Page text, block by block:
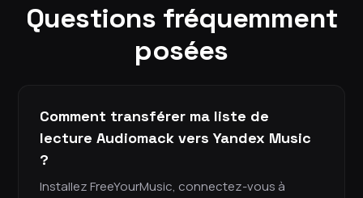
Questions fréquemment
posées
Comment transférer ma liste de
lecture Audiomack vers Yandex Music
?
Installez FreeYourMusic, connectez-vous à